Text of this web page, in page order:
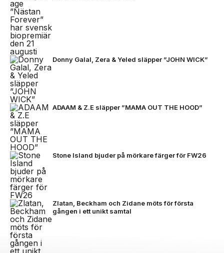
Donny Galal, Zera & Yeled släpper ”JOHN WICK”
ADAAM & Z.E släpper ”MAMA OUT THE HOOD”
Stone Island bjuder på mörkare färger för FW26
Zlatan, Beckham och Zidane möts för första
gången i ett unikt samtal